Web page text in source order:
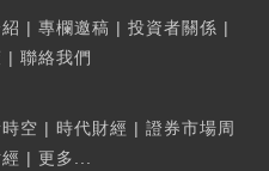
| 專欄邀稿 | 投資者關係 |
| 聯絡我們
空 | 時代財經 | 證券市場周
| 更多...